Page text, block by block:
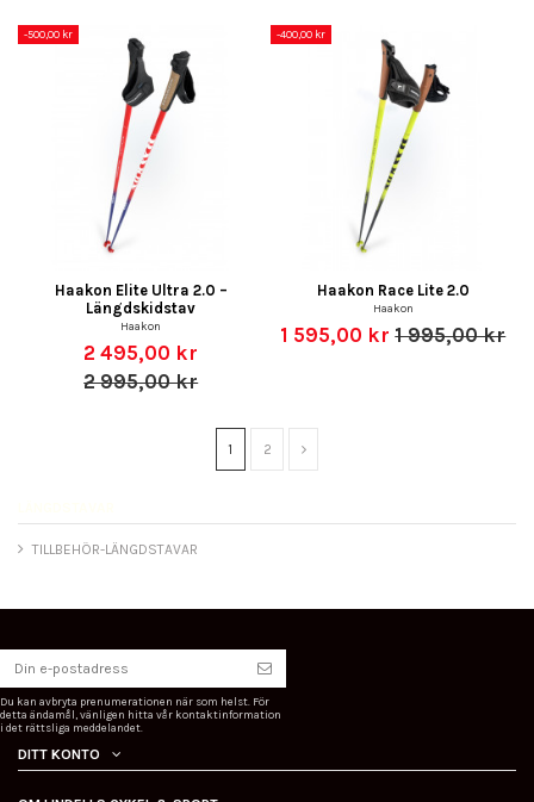
-500,00 kr
Haakon Elite Ultra 2.0 –
Längdskidstav
Haakon
2 495,00 kr
2 995,00 kr
-400,00 kr
Haakon Race Lite 2.0
Haakon
1 595,00 kr1 995,00 kr
1 2
TILLBEHÖR-LÄNGDSTAVAR
Du kan avbryta prenumerationen när som helst. För
detta ändamål, vänligen hitta vår kontaktinformation
i det rättsliga meddelandet.
DITT KONTO